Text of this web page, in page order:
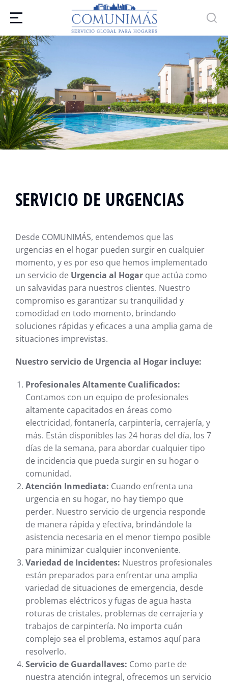
SERVICIO DE URGENCIAS
Desde COMUNIMÁS, entendemos que las
urgencias en el hogar pueden surgir en cualquier
momento, y es por eso que hemos implementado
un servicio de Urgencia al Hogar que actúa como
un salvavidas para nuestros clientes. Nuestro
compromiso es garantizar su tranquilidad y
comodidad en todo momento, brindando
soluciones rápidas y eficaces a una amplia gama de
situaciones imprevistas.
Nuestro servicio de Urgencia al Hogar incluye:
Profesionales Altamente Cualificados:
Contamos con un equipo de profesionales
altamente capacitados en áreas como
electricidad, fontanería, carpintería, cerrajería, y
más. Están disponibles las 24 horas del día, los 7
días de la semana, para abordar cualquier tipo
de incidencia que pueda surgir en su hogar o
comunidad.
Atención Inmediata: Cuando enfrenta una
urgencia en su hogar, no hay tiempo que
perder. Nuestro servicio de urgencia responde
de manera rápida y efectiva, brindándole la
asistencia necesaria en el menor tiempo posible
para minimizar cualquier inconveniente.
Variedad de Incidentes: Nuestros profesionales
están preparados para enfrentar una amplia
variedad de situaciones de emergencia, desde
problemas eléctricos y fugas de agua hasta
roturas de cristales, problemas de cerrajería y
trabajos de carpintería. No importa cuán
complejo sea el problema, estamos aquí para
resolverlo.
Servicio de Guardallaves: Como parte de
nuestra atención integral, ofrecemos un servicio